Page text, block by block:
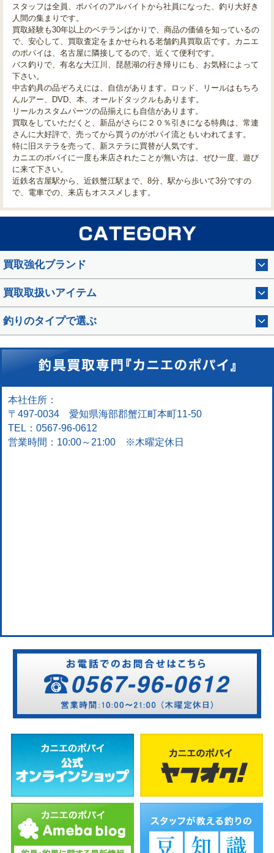
スタッフは全員、ポパイのアルバイトから社員になった、釣り大好き
人間の集まりです。
買取経験も30年以上のベテランばかりで、商品の価値を知っているの
で、安心して、買取査定をまかせられる老舗釣具買取店です。カニエ
のポパイは、名古屋に隣接してるので、近くて便利です。
バス釣りで、有名な大江川、琵琶湖の行き帰りにも、お気軽によって
下さい。
中古釣具の品ぞろえには、自信があります。ロッド、リールはもちろ
んルアー、DVD、本、オールドタックルもあります。
リールカスタムパーツの品揃えにも自信があります。
買取をしていただくと、新品がさらに２０％引きになる特典は、常連
さんに大好評で、売ってから買うのがポパイ流ともいわれてます。
特に旧ステラを売って、新ステラに買替が人気です。
カニエのポパイに一度も来店されたことが無い方は、ぜひ一度、遊び
に来て下さい。
近鉄名古屋駅から、近鉄蟹江駅まで、8分、駅から歩いて3分ですの
で、電車での、来店もオススメします。
買取強化ブランド
買取取扱いアイテム
釣りのタイプで選ぶ
本社住所：
〒497-0034 愛知県海部郡蟹江町本町11-50
TEL：0567-96-0612
営業時間：10:00～21:00 ※木曜定休日